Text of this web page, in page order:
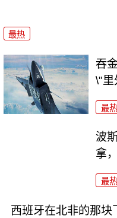
最热
吞
\"里
最热
波
拿
最热
西班牙在北非的那